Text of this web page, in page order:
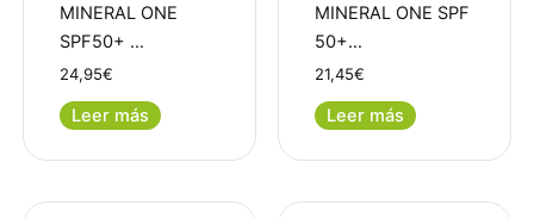
MINERAL ONE
SPF50+ …
24,95€
Leer más
MINERAL ONE SPF
50+…
21,45€
Leer más